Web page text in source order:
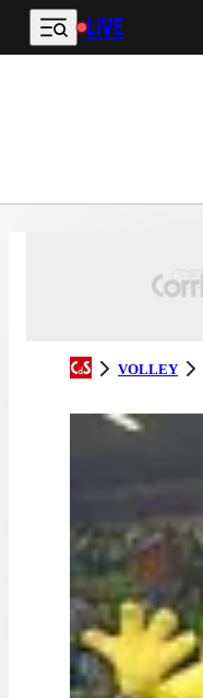
Vai al contenuto principale
LIVE
VOLLEY